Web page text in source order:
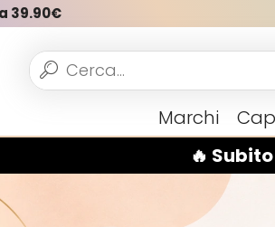
🔥
39.90€
Marchi